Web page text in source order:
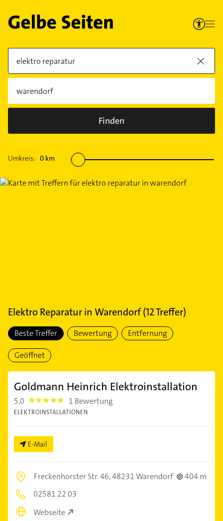
Finden
Umkreis: 0 km
Elektro Reparaturin Warendorf(12Treffer)
Beste Treffer Bewertung Entfernung
Geöffnet
Goldmann Heinrich Elektroinstallation
5,0 5.0 1 Bewertung
ELEKTROINSTALLATIONEN
E-Mail
Freckenhorster Str. 46,48231 Warendorf
404 m
02581 22 03
Webseite